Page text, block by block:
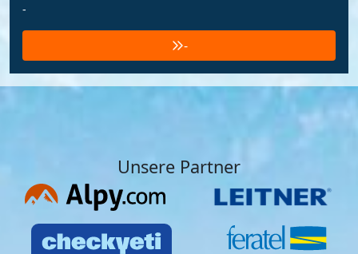
-
-
Unsere Partner